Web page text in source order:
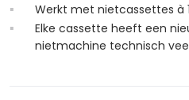
Werkt met nietcassettes à
Elke cassette heeft een
nietmachine technisch